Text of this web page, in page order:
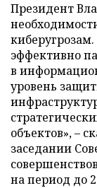
Президент
эффективно
в
уровень
объектов», –
заседании
на период до